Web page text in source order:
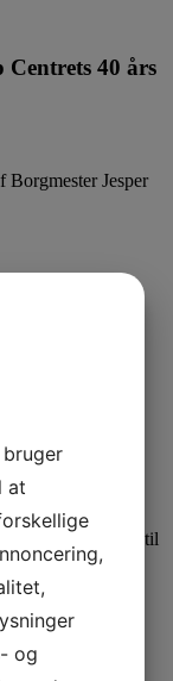
40 års
Jesper
højtidelighed i
vores danseaften
på 5.000 kr. til
Bankråd, og
at
og